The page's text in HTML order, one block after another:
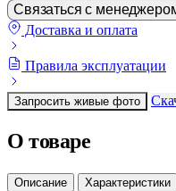
Связаться с
Доставка и оплата
Правила эксплуатации
Запросить живые фото
О товаре
Описание Характеристики